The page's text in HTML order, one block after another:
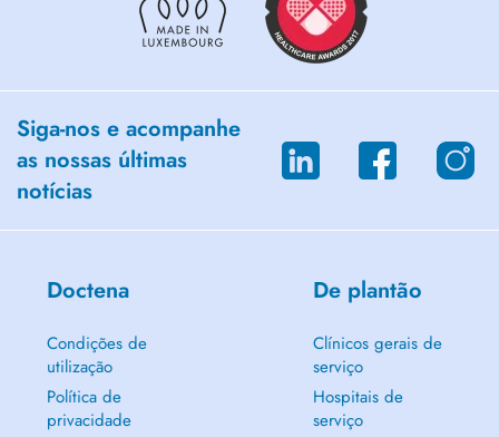
Siga-nos e acompanhe
as nossas últimas
notícias
Doctena
Condições de
utilização
Política de
privacidade
De plantão
Clínicos gerais de
serviço
Hospitais de
serviço